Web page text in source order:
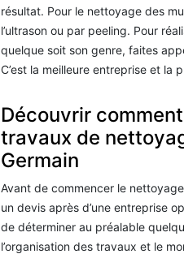
résultat. Pour le nettoyage des
l’ultrason ou par peeling. Pour
quelque soit son genre, faites
C’est la meilleure entreprise et la
Découvrir
travaux de
Germain
Avant de commencer le
un devis après d’une entreprise
de déterminer au préalable
l’organisation des travaux et le